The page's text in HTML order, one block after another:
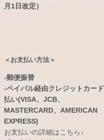
月1日改定）
＜お支払い方法＞
-郵便振替
-ペイパル経由クレジットカード
払い(VISA、JCB、
MASTERCARD、AMERICAN
EXPRESS)
お支払いの詳細はこちら↓